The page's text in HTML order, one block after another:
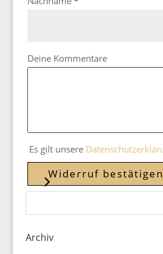
Page URI *erforderlich
Deine Kommentare
Es gilt unsere
Widerruf bestätigen
Archiv